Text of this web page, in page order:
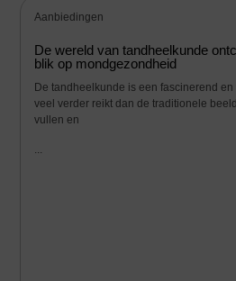
Aanbiedingen
De wereld van tandheelkunde
blik op mondgezondheid
De tandheelkunde is een fascinerend
veel verder reikt dan de traditionele
vullen en
...